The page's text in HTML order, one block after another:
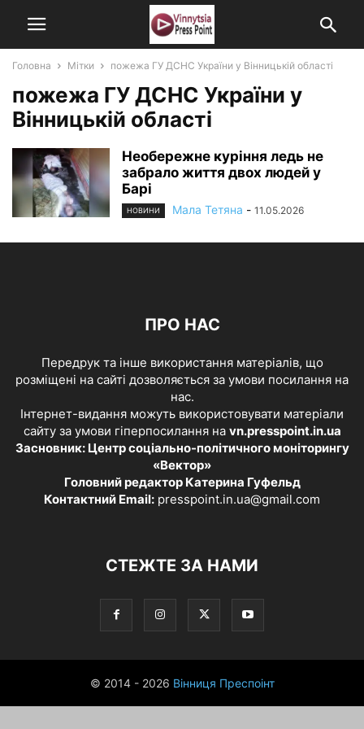
Головна Мітки пожежа ГУ ДСНС України у Вінницькій області
пожежа ГУ ДСНС України у
Вінницькій області
Необережне куріння ледь не
забрало життя двох людей у
Барі
НОВИНИ Мала Тетяна - 11.05.2026
ПРО НАС
Передрук та інше використання матеріалів, що
розміщені на сайті дозволяється за умови посилання на
нас.
Інтернет-видання можуть використовувати матеріали
сайту за умови гіперпосилання на vn.presspoint.in.ua
Засновник: Центр соціально-політичного моніторингу
«Вектор»
Головний редактор Катерина Гуфельд
Контактний Email: presspoint.in.ua@gmail.com
СТЕЖТЕ ЗА НАМИ
© 2014 - 2026 Вінниця Преспоінт